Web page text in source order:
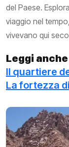
del Paese.
viaggio nel
vivevano qui
Leggi
Il quartiere
La fortezza